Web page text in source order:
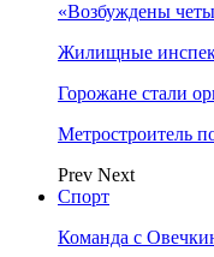
«Возбуждены
Жилищные
Горожане стали
Метростроитель
Prev Next
Спорт
Команда с